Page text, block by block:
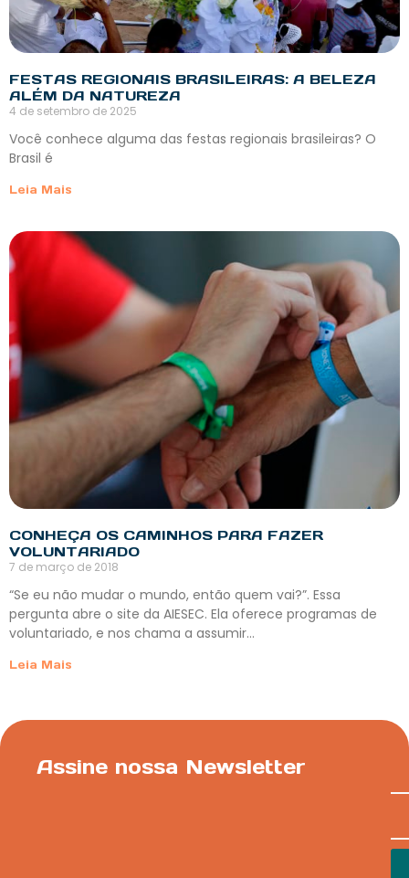
FESTAS REGIONAIS BRASILEIRAS: A BELEZA
ALÉM DA NATUREZA
4 de setembro de 2025
Você conhece alguma das festas regionais brasileiras? O
Brasil é
Leia Mais
CONHEÇA OS CAMINHOS PARA FAZER
VOLUNTARIADO
7 de março de 2018
“Se eu não mudar o mundo, então quem vai?”. Essa
pergunta abre o site da AIESEC. Ela oferece programas de
voluntariado, e nos chama a assumir…
Leia Mais
Assine nossa Newsletter